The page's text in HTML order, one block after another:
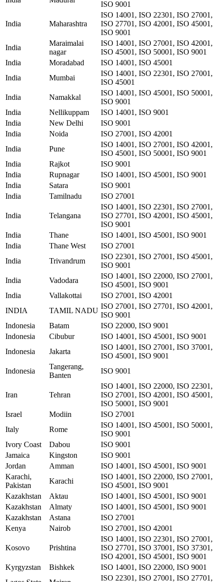
ISO 9001
India Maharashtra
ISO 14001, ISO 22301, ISO 27001,
ISO 27701, ISO 42001, ISO 45001,
ISO 9001
India
Maraimalai
nagar
ISO 14001, ISO 27001, ISO 42001,
ISO 45001, ISO 50001, ISO 9001
India
Moradabad
ISO 14001, ISO 45001
India
Mumbai
ISO 14001, ISO 22301, ISO 27001,
ISO 45001
India
Namakkal
ISO 14001, ISO 45001, ISO 50001,
ISO 9001
India
Nellikuppam
ISO 14001, ISO 9001
India
New Delhi
ISO 9001
India
Noida
ISO 27001, ISO 42001
India
Pune
ISO 14001, ISO 27001, ISO 42001,
ISO 45001, ISO 50001, ISO 9001
India
Rajkot
ISO 9001
India
Rupnagar
ISO 14001, ISO 45001, ISO 9001
India
Satara
ISO 9001
India
Tamilnadu ISO 27001
India Telangana
ISO 14001, ISO 22301, ISO 27001,
ISO 27701, ISO 42001, ISO 45001,
ISO 9001
India
Thane
ISO 14001, ISO 45001, ISO 9001
India
Thane West
ISO 27001
India
Trivandrum
ISO 22301, ISO 27001, ISO 45001,
ISO 9001
India
Vadodara
ISO 14001, ISO 22000, ISO 27001,
ISO 45001, ISO 9001
India
Vallakottai
ISO 27001, ISO 42001
INDIA
TAMIL NADU
ISO 27001, ISO 27701, ISO 42001,
ISO 9001
Indonesia
Batam
ISO 22000, ISO 9001
Indonesia
Cibubur
ISO 14001, ISO 45001, ISO 9001
Indonesia
Jakarta
ISO 14001, ISO 27001, ISO 37001,
ISO 45001, ISO 9001
Indonesia
Tangerang,
Banten
ISO 9001
Iran Tehran
ISO 14001, ISO 22000, ISO 22301,
ISO 27001, ISO 42001, ISO 45001,
ISO 50001, ISO 9001
Israel
Modiin
ISO 27001
Italy
Rome
ISO 14001, ISO 45001, ISO 50001,
ISO 9001
Ivory Coast
Dabou
ISO 9001
Jamaica
Kingston
ISO 9001
Jordan
Amman
ISO 14001, ISO 45001, ISO 9001
Karachi,
Pakistan
Karachi
ISO 14001, ISO 22000, ISO 27001,
ISO 45001, ISO 9001
Kazakhstan
Aktau
ISO 14001, ISO 45001, ISO 9001
Kazakhstan
Almaty
ISO 14001, ISO 45001, ISO 9001
Kazakhstan
Astana
ISO 27001
Kenya
Nairob ISO 27001, ISO 42001
Kosovo Prishtina
ISO 14001, ISO 22301, ISO 27001,
ISO 27701, ISO 37001, ISO 37301,
ISO 42001, ISO 45001, ISO 9001
Kyrgyzstan
Bishkek
ISO 14001, ISO 22000, ISO 9001
ISO 22301, ISO 27001, ISO 27701,